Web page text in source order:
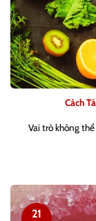
Cách
Vai trò không
21